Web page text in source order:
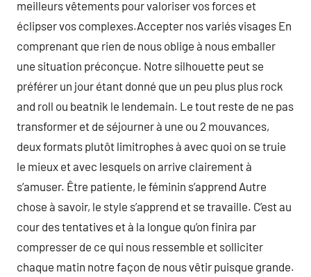
meilleurs vêtements pour valoriser vos forces et
éclipser vos complexes.Accepter nos variés visages En
comprenant que rien de nous oblige à nous emballer
une situation préconçue. Notre silhouette peut se
préférer un jour étant donné que un peu plus plus rock
and roll ou beatnik le lendemain. Le tout reste de ne pas
transformer et de séjourner à une ou 2 mouvances,
deux formats plutôt limitrophes à avec quoi on se truie
le mieux et avec lesquels on arrive clairement à
s’amuser. Être patiente, le féminin s’apprend Autre
chose à savoir, le style s’apprend et se travaille. C’est au
cour des tentatives et à la longue qu’on finira par
compresser de ce qui nous ressemble et solliciter
chaque matin notre façon de nous vêtir puisque grande.